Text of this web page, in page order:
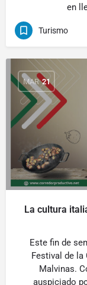
en
Turismo
MAR 21
La cultura
Este fin de
Festival de la
Malvinas.
auspiciado